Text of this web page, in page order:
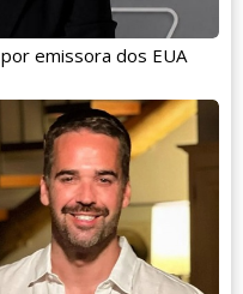
emissora dos EUA